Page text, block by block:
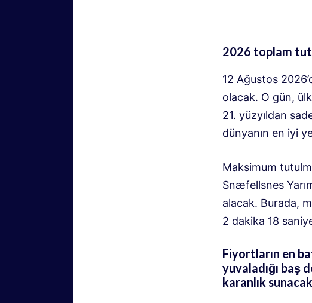
2026 toplam
12 Ağustos
olacak. O gün,
21. yüzyıldan
dünyanın en iyi
Maksimum
Snæfellsnes
alacak. Burada,
2 dakika 18
Fiyortların en
yuvaladığı baş
karanlık sunacak